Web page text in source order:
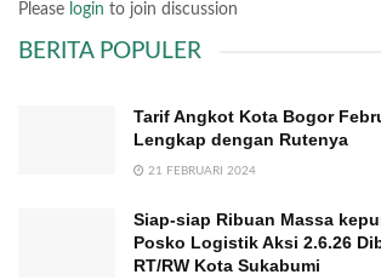
Please login to join discussion
BERITA POPULER
Tarif Angkot Kota Bogor
Lengkap dengan Rutenya
21 FEBRUARI 2024
Siap-siap Ribuan Massa
Posko Logistik Aksi 2.6.26
RT/RW Kota Sukabumi